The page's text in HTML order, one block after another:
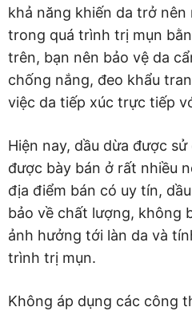
khả năng khiến da trở nên
trong quá trình trị mụn
trên, bạn nên bảo vệ da
chống nắng, đeo khẩu
việc da tiếp xúc trực tiếp
Hiện nay, dầu dừa được
được bày bán ở rất nhiều
địa điểm bán có uy tín,
bảo về chất lượng, không
ảnh hưởng tới làn da và
trình trị mụn.
Không áp dụng các công